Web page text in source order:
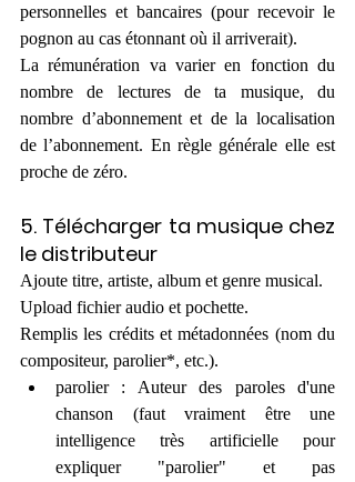
personnelles et bancaires (pour recevoir le
pognon au cas étonnant où il arriverait).
La rémunération va varier en fonction du
nombre de lectures de ta musique, du
nombre d’abonnement et de la localisation
de l’abonnement. En règle générale elle est
proche de zéro.
5. Télécharger ta musique chez
le distributeur
Ajoute titre, artiste, album et genre musical.
Upload fichier audio et pochette.
Remplis les crédits et métadonnées (nom du
compositeur, parolier*, etc.).
parolier : Auteur des paroles d'une
chanson (faut vraiment être une
intelligence très artificielle pour
expliquer "parolier" et pas